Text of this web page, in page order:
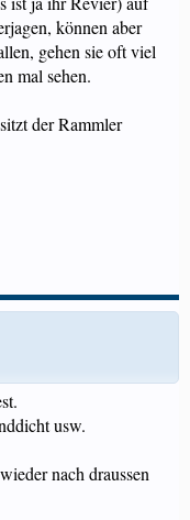
können aber
gehen sie oft viel
mal sehen.
der Rammler
usw.
nach draussen